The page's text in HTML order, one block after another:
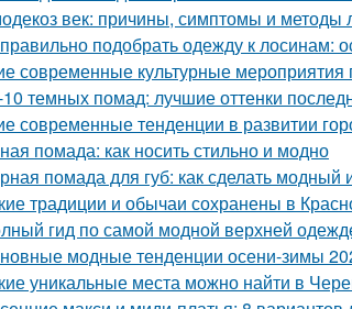
век: причины, симптомы и методы
подобрать одежду к лосинам:
современные культурные
темных помад: лучшие оттенки
современные тенденции в развитии
помада: как носить стильно и модно
помада для губ: как сделать модный
традиции и обычаи сохранены в
гид по самой модной верхней
модные тенденции осени-зимы
уникальные места можно найти в